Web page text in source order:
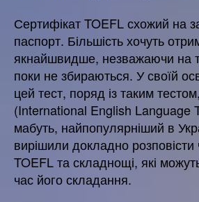
Сертифікат TOEFL схожий на
паспорт. Більшість хочуть
якнайшвидше, незважаючи на
поки не збираються. У своїй
цей тест, поряд із таким
(International English Language
мабуть, найпопулярніший в
вирішили докладно
TOEFL та складнощі, які
час його складання.